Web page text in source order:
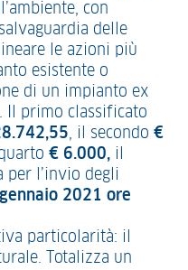
con
delle
le azioni più
esistente o
di un impianto ex
Il primo classificato
, il secondo €
€ 6.000, il
per l’invio degli
2021 ore
particolarità: il
Totalizza un